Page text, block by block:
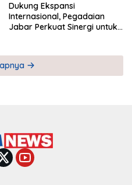
Dukung Ekspansi
Internasional, Pegadaian
Jabar Perkuat Sinergi untuk